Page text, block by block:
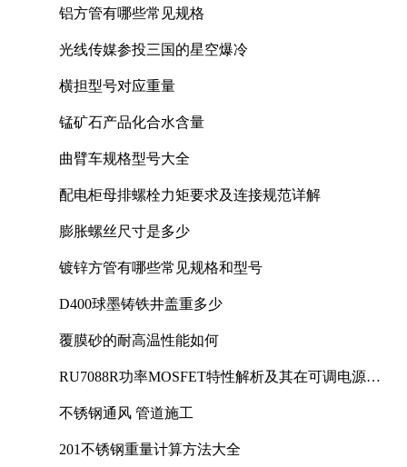
铝方管有哪些常见规格
光线传媒参投三国的星空爆冷
横担型号对应重量
锰矿石产品化合水含量
曲臂车规格型号大全
配电柜母排螺栓力矩要求及连接规范详解
膨胀螺丝尺寸是多少
镀锌方管有哪些常见规格和型号
D400球墨铸铁井盖重多少
覆膜砂的耐高温性能如何
RU7088R功率MOSFET特性解析及其在可调电源设
不锈钢通风 管道施工
201不锈钢重量计算方法大全